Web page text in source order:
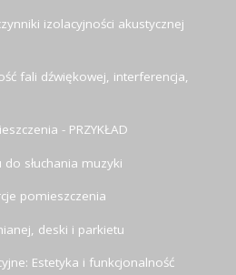
izolacyjności akustycznej
fali dźwiękowej, interferencja,
- PRZYKŁAD
słuchania muzyki
pomieszczenia
deski i parkietu
Estetyka i funkcjonalność